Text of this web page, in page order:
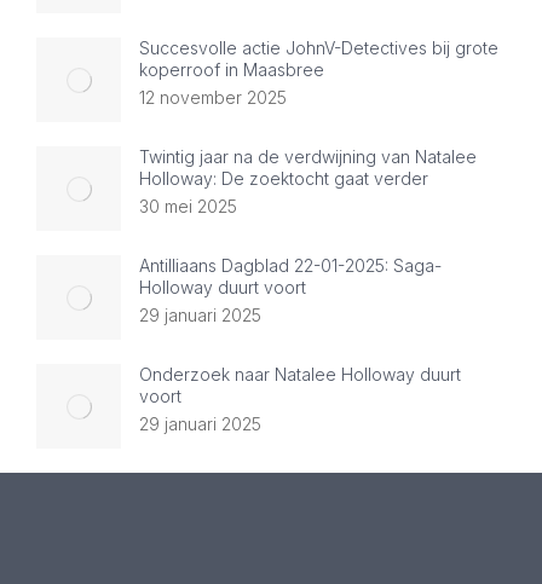
Succesvolle actie JohnV-Detectives bij grote
koperroof in Maasbree
12 november 2025
Twintig jaar na de verdwijning van Natalee
Holloway: De zoektocht gaat verder
30 mei 2025
Antilliaans Dagblad 22-01-2025: Saga-
Holloway duurt voort
29 januari 2025
Onderzoek naar Natalee Holloway duurt
voort
29 januari 2025